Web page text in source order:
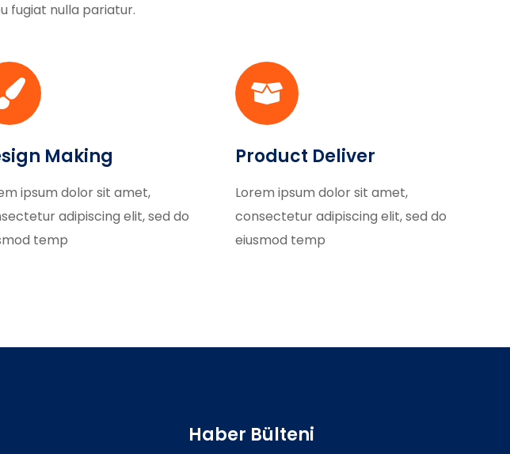
fugiat nulla pariatur.
Making
ipsum dolor sit amet,
adipiscing elit, sed do
temp
Product Deliver
Lorem ipsum dolor sit amet,
consectetur adipiscing elit, sed do
eiusmod temp
Haber Bülteni